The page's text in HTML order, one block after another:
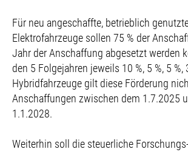
Für neu angeschaffte, betrieblich
Elektrofahrzeuge sollen 75 % der
Jahr der Anschaffung abgesetzt werden
den 5 Folgejahren jeweils 10 %, 5 %, 5 %,
Hybridfahrzeuge gilt diese Förderung
Anschaffungen zwischen dem 1.7.2025
1.1.2028.
Weiterhin soll die steuerliche